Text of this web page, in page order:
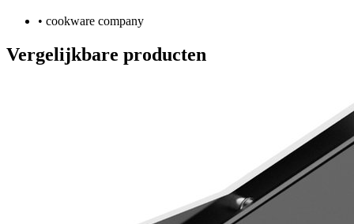
• cookware company
Vergelijkbare producten